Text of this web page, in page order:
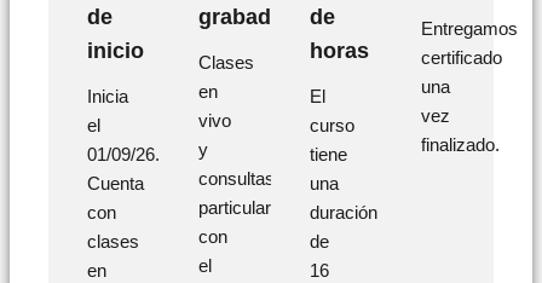
de
inicio
Inicia
el
01/09/26.
Cuenta
con
clases
en
grabadas
Clases
en
vivo
y
consultas
particulares
con
el
de
horas
El
curso
tiene
una
duración
de
16
Entregamos
certificado
una
vez
finalizado.